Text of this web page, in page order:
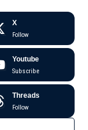
X
Follow
Youtube
Subscribe
Threads
Follow